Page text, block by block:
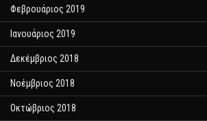
Φεβρουάριος 2019
Ιανουάριος 2019
Δεκέμβριος 2018
Νοέμβριος 2018
Οκτώβριος 2018